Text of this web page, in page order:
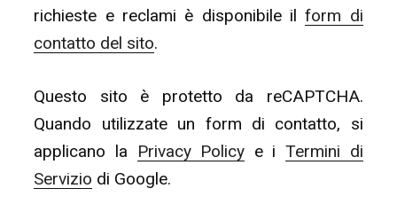
richieste e reclami è disponibile ilform di
contatto del sito.
Questo sito è protetto da reCAPTCHA.
Quando utilizzate un form di contatto, si
applicano la
Privacy Policy e iTermini di
Servizio di Google.